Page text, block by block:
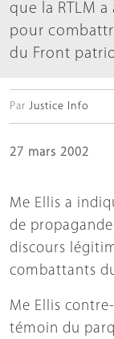
que la RTLM
pour
du Front
Par Justice Info
27 mars 2002
Me Ellis a
de
discours
combattants
Me Ellis
témoin du